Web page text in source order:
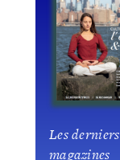
Les derniers
magazines